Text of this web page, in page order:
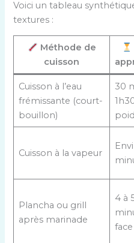
Voici un tableau
textures :
Méthode de
cuisson
Cuisson à l’eau
frémissante (court-
bouillon)
30
Cuisson à la vapeur
Plancha ou grill
après marinade
4 à
face